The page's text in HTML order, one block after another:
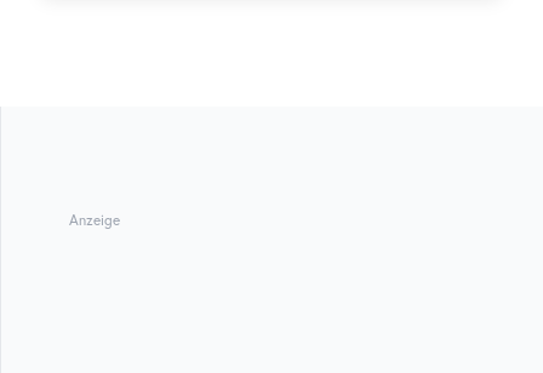
Anzeige